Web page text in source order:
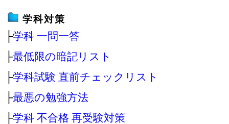
学科対策
├学科 一問一答
├最低限の暗記リスト
├学科試験 直前チェックリスト
├最悪の勉強方法
├学科 不合格 再受験対策